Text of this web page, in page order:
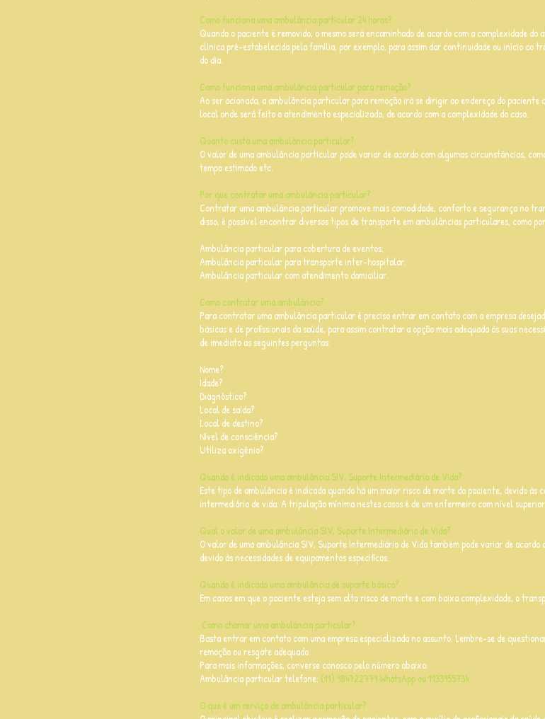
Como funciona uma ambulância particular 24 horas?
Quando o paciente é removido, o mesmo será encaminhado de acordo com a complexidade
clínica pré-estabelecida pela família, por exemplo, para assim dar continuidade ou início ao
do dia.
Como funciona uma ambulância particular para remoção?
Ao ser acionada, a ambulância particular para remoção irá se dirigir ao endereço do
local onde será feito o atendimento especializado, de acordo com a complexidade do caso.
Quanto custa uma ambulância particular?
O valor de uma ambulância particular pode variar de acordo com algumas circunstâncias,
tempo estimado etc.
Por que contratar uma ambulância particular?
Contratar uma ambulância particular promove mais comodidade, conforto e segurança no
disso, é possível encontrar diversos tipos de transporte em ambulâncias particulares, como
Ambulância particular para cobertura de eventos;
Ambulância particular para transporte inter-hospitalar;
Ambulância particular com atendimento domiciliar.
Como contratar uma ambulância?
Para contratar uma ambulância particular é preciso entrar em contato com a empresa
básicas e de profissionais da saúde, para assim contratar a opção mais adequada às suas
de imediato as seguintes perguntas:
Nome?
Idade?
Diagnóstico?
Local de saída?
Local de destino?
Nível de consciência?
Utiliza oxigênio?
Quando é indicado uma ambulância SIV, Suporte Intermediário de Vida?
Este tipo de ambulância é indicada quando há um maior risco de morte do paciente, devido às
intermediário de vida. A tripulação mínima nestes casos é de um enfermeiro com nível
Qual o valor de uma ambulância SIV, Suporte Intermediário de Vida?
O valor de uma ambulância SIV, Suporte Intermediário de Vida também pode variar de
devido às necessidades de equipamentos específicos.
Quando é indicado uma ambulância de suporte básico?
Em casos em que o paciente esteja sem alto risco de morte e com baixa complexidade, o
Como chamar uma ambulância particular?
Basta entrar em contato com uma empresa especializada no assunto. Lembre-se de
remoção ou resgate adequado.
Para mais informações, converse conosco pelo número abaixo:
Ambulância particular telefone: (11) 984722779 WhatsApp ou 1133955734
O que é um serviço de ambulância particular?